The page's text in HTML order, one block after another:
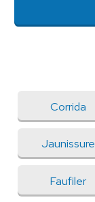
Corrida
Jaunissure
Faufiler